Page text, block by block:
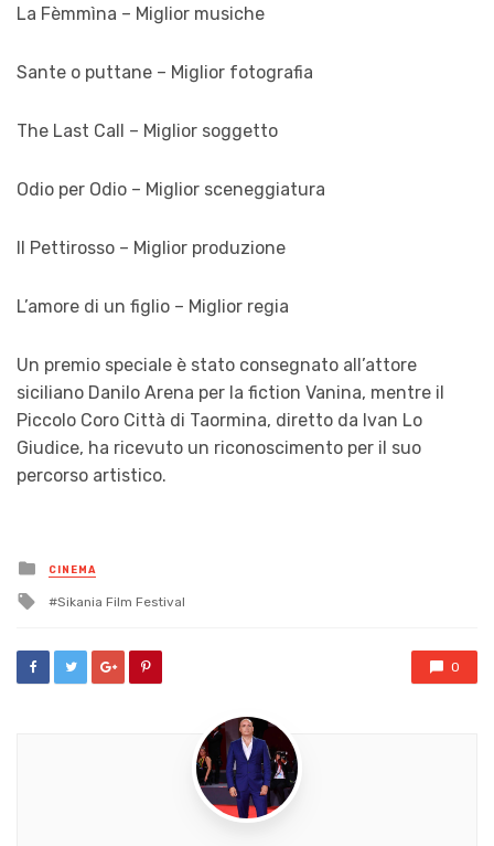
La Fèmmìna – Miglior musiche
Sante o puttane – Miglior fotografia
The Last Call – Miglior soggetto
Odio per Odio – Miglior sceneggiatura
Il Pettirosso – Miglior produzione
L’amore di un figlio – Miglior regia
Un premio speciale è stato consegnato all’attore
siciliano Danilo Arena per la fiction Vanina, mentre il
Piccolo Coro Città di Taormina, diretto da Ivan Lo
Giudice, ha ricevuto un riconoscimento per il suo
percorso artistico.
Posted
in
CINEMA
Tagged
Sikania Film Festival
0